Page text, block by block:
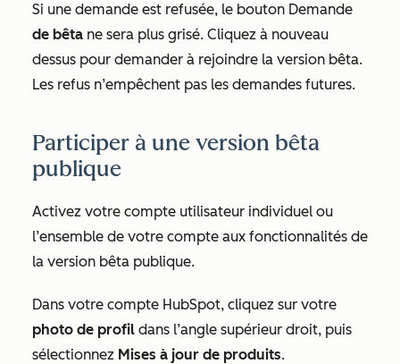
Si une demande est refusée, le bouton Demande
de bêta ne sera plus grisé. Cliquez à nouveau
dessus pour demander à rejoindre la version bêta.
Les refus n’empêchent pas les demandes futures.
Participer à une version bêta
publique
Activez votre compte utilisateur individuel ou
l’ensemble de votre compte aux fonctionnalités de
la version bêta publique.
Dans votre compte HubSpot, cliquez sur votre
photo de profil dans l’angle supérieur droit, puis
sélectionnez Mises à jour de produits.